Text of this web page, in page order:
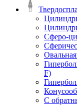
Сферо-
F)
C